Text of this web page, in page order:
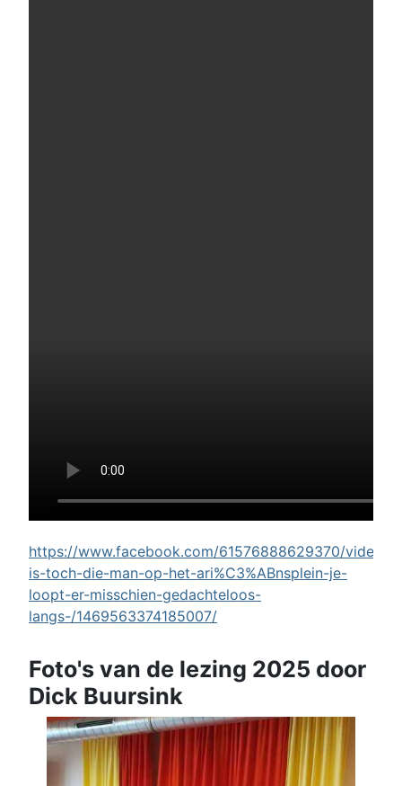
https://www.facebook.com/61576888629370/videos/
is-toch-die-man-op-het-ari%C3%ABnsplein-je-
loopt-er-misschien-gedachteloos-
langs-/1469563374185007/
Foto's van de lezing 2025 door
Dick Buursink